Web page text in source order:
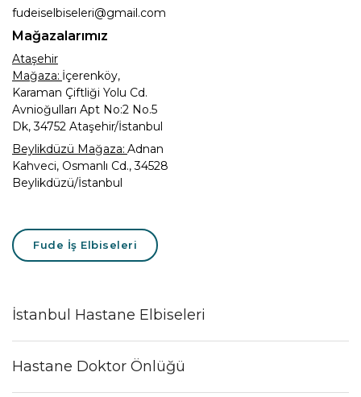
fudeiselbiseleri@gmail.com
Mağazalarımız
Ataşehir
Mağaza: İçerenköy,
Karaman Çiftliği Yolu Cd.
Avnioğulları Apt No:2 No.5
Dk, 34752 Ataşehir/İstanbul
Beylikdüzü Mağaza: Adnan
Kahveci, Osmanlı Cd., 34528
Beylikdüzü/İstanbul
Fude İş Elbiseleri
İstanbul Hastane Elbiseleri
Hastane Doktor Önlüğü